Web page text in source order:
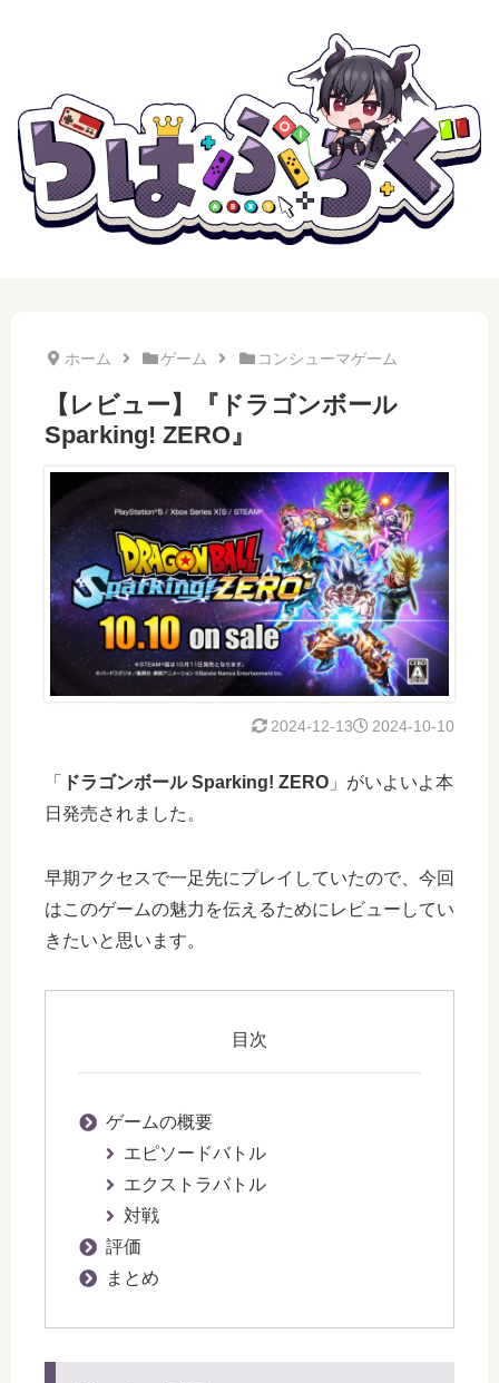
ホーム ゲーム コンシューマゲーム
【レビュー】『ドラゴンボール
Sparking! ZERO』
2024-10-10
2024-12-13
「 ドラゴンボール Sparking! ZERO 」がいよいよ本
日発売されました。
早期アクセスで一足先にプレイしていたので、今回
はこのゲームの魅力を伝えるためにレビューしてい
きたいと思います。
目次
ゲームの概要
エピソードバトル
エクストラバトル
対戦
評価
まとめ